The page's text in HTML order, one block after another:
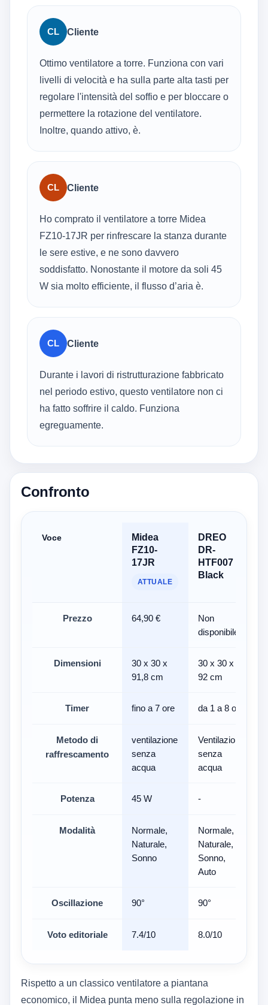
CL Cliente
Ottimo ventilatore a torre. Funziona con vari
livelli di velocità e ha sulla parte alta tasti per
regolare l'intensità del soffio e per bloccare o
permettere la rotazione del ventilatore.
Inoltre, quando attivo, è.
CL Cliente
Ho comprato il ventilatore a torre Midea
FZ10‑17JR per rinfrescare la stanza durante
le sere estive, e ne sono davvero
soddisfatto. Nonostante il motore da soli 45
W sia molto efficiente, il flusso d’aria è.
CL Cliente
Durante i lavori di ristrutturazione fabbricato
nel periodo estivo, questo ventilatore non ci
ha fatto soffrire il caldo. Funziona
egreguamente.
Confronto
Voce
Midea
FZ10-
17JR
ATTUALE
DREO
DR-
HTF007
Black
Prezzo 64,90 €
Non
disponibile
Dimensioni
30 x 30 x
91,8 cm
30 x 30 x
92 cm
Timer fino a 7 ore da 1 a 8 ore
Metodo di
raffrescamento
ventilazione
senza
acqua
Ventilazione
senza
acqua
Potenza 45 W -
Modalità
Normale,
Naturale,
Sonno
Normale,
Naturale,
Sonno,
Auto
Oscillazione 90° 90°
Voto editoriale 7.4/10 8.0/10
Rispetto a un classico ventilatore a piantana
economico, il Midea punta meno sulla regolazione in